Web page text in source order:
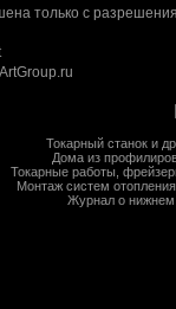
только с
Токарный станок и
Дома из
Токарные работы
Монтаж систем отопления
Журнал о нижнем